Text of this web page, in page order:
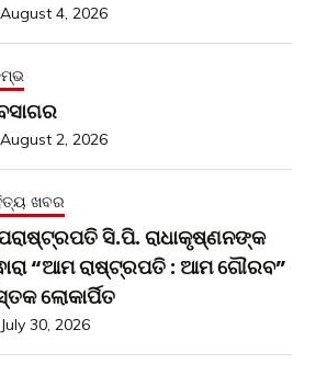
August 4, 2026
August 2, 2026
ଖବର
ସି.ପି. ରାଧାକୃଷ୍ଣନଙ୍କ
“ଆମ ରାଷ୍ଟ୍ରପତି : ଆମ ଗୌରବ”
ଲୋକାର୍ପିତ
July 30, 2026